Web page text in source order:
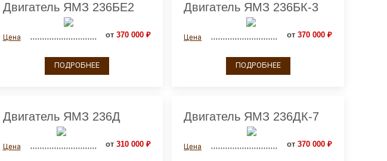
Двигатель ЯМЗ 236БЕ2
Цена от 370 000 ₽
ПОДРОБНЕЕ
Двигатель ЯМЗ 236БК-3
Цена от 370 000 ₽
ПОДРОБНЕЕ
Двигатель ЯМЗ 236Д
Цена от 310 000 ₽
Двигатель ЯМЗ 236ДК-7
Цена от 370 000 ₽